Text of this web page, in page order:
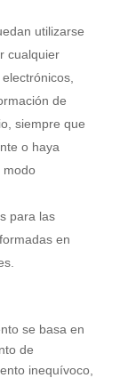
utilizarse
cualquier
de
siempre que
o haya
modo
para las
en
se basa en
de
inequívoco,